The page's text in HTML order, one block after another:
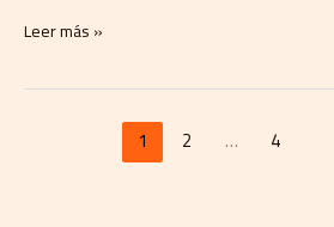
Leer más »
1 2 … 4